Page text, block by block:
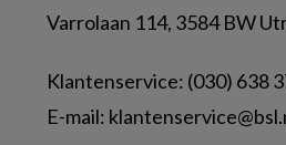
Varrolaan 114, 3584 BW
Klantenservice: (030) 638
E-mail: